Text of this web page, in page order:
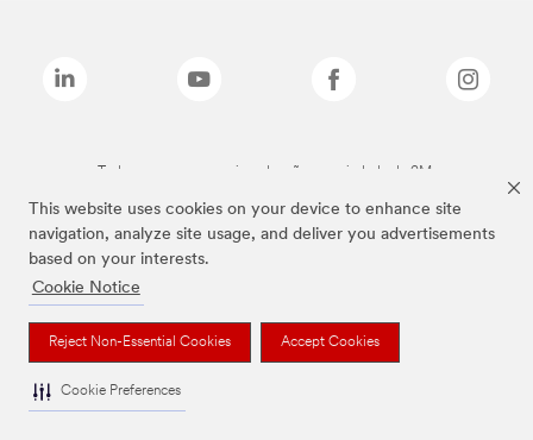
This website uses cookies on your device to enhance site
navigation, analyze site usage, and deliver you advertisements
based on your interests.
Cookie Notice
Reject Non-Essential Cookies Accept Cookies
Cookie Preferences
Todas as marcas mencionadas são propriedade da 3M.